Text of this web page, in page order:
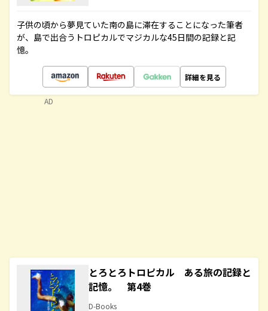
子供の頃から夢見ていた南の島に滞在することになった筆者
が、島で出合うトロピカルでマジカルな45日間の記録と記
憶。
詳細を見る
とろとろトロピカル ある旅の記録と
記憶。 第4巻
D-Books
AD